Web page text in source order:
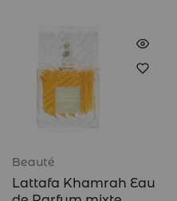
Beauté
Lattafa Khamrah Eau